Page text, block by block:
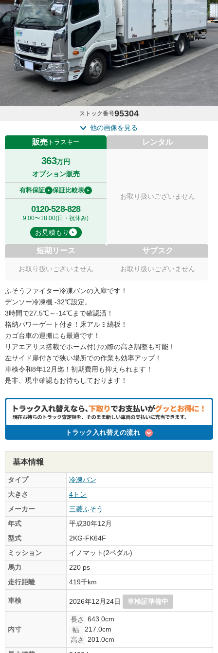
ストック番号95304
他の画像を見る
販売 トラスキー
363万円
オプション販売
有料保証 保証比較表
0120-528-828
9:00〜18:00(日・祝休み)
お見積もり
レンタル
お取り扱いございません
短期リース
お取り扱いございません
サブスク
お取り扱いございません
ふそうファイター冷凍バンの入庫です！
デンソー冷凍機 -32℃設定。
3時間で27.5℃～-14℃まで確認済！
格納パワーゲート付き！床アルミ縞板！
カゴ台車の運搬にも最適です！
リアエアサス搭載でホーム付けの際の高さ調整も可能！
左サイド扉付きで狭い場所での作業も効率アップ！
車検令和8年12月迄！初期費用も抑えられます！
是非、現車確認もお待ちしております！
トラック入れ替えの流れ
基本情報
タイプ
冷凍バン
大きさ
4トン
メーカー
三菱ふそう
年式
平成30年12月
型式
2KG-FK64F
ミッション
イノマット(2ペダル)
馬力
220 ps
走行距離
419千km
車検 2026年12月24日 車検証準備中
内寸
長さ
643.0cm
幅
217.0cm
高さ
201.0cm